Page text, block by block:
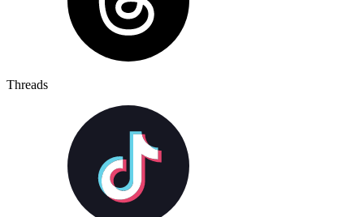
Threads